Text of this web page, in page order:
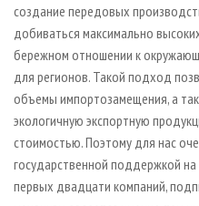
создание передовых
добиваться максимально
бережном отношении к
для регионов. Такой подход
объемы импортозамещения, а
экологичную экспортную
стоимостью. Поэтому для нас
государственной поддержкой
первых двадцати компаний,